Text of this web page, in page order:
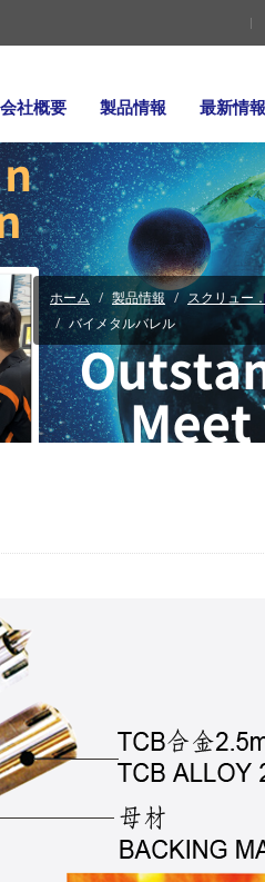
会社概要 製品情報 最新情報
ホーム 製品情報
スクリュー
バイメタルバレル